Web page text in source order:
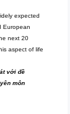
expected
European
next 20
aspect of life
với đề
môn